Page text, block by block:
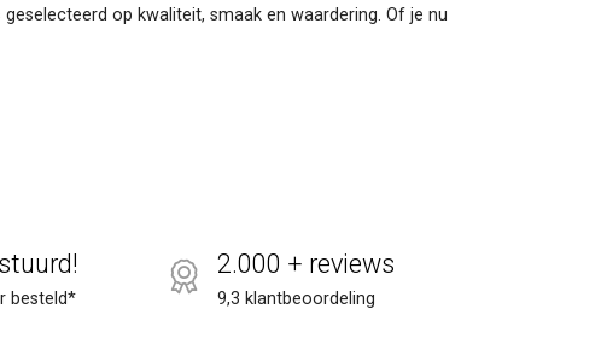
op kwaliteit, smaak en waardering. Of je nu
besteld*
2.000 + reviews
9,3 klantbeoordeling